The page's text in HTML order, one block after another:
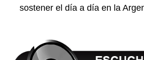
sostener el día a día en la